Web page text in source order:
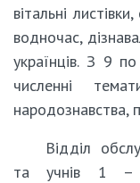
вітальні
водночас,
українців. З 9 по
численні
народознавства,
Відділ
та учнів 1 –